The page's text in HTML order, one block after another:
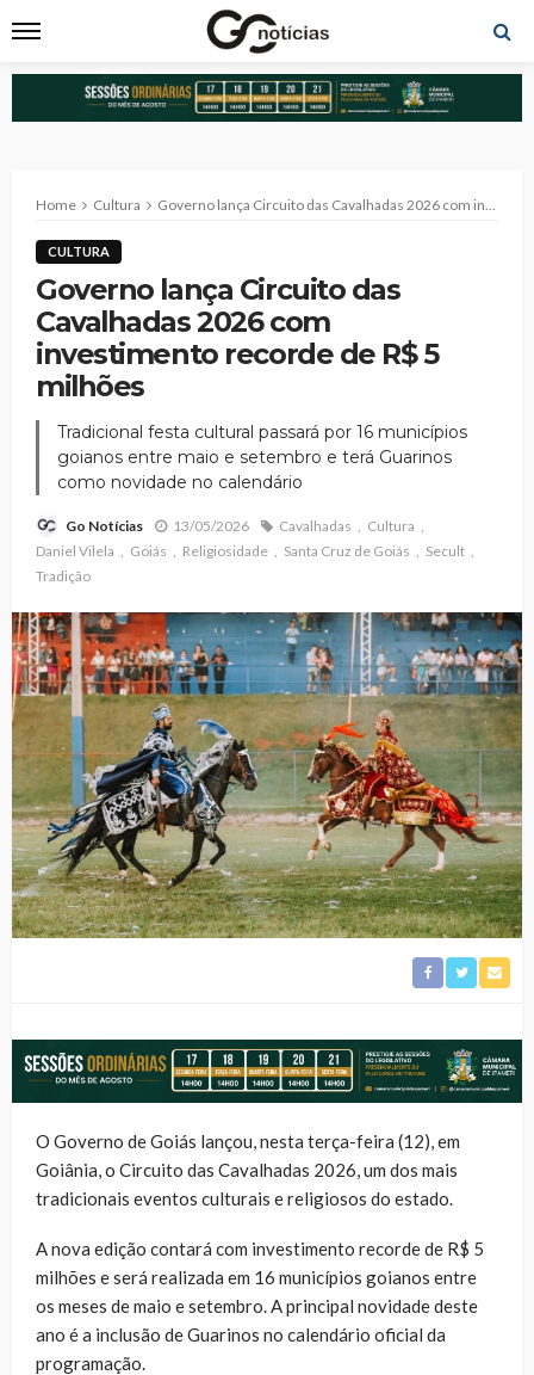
Home Cultura Governo lança Circuito das Cavalhadas 2026 com investimento recorde de R$ 5 milhões
CULTURA
Governo lança Circuito das
Cavalhadas 2026 com
investimento recorde de R$ 5
milhões
Tradicional festa cultural passará por 16 municípios
goianos entre maio e setembro e terá Guarinos
como novidade no calendário
Go Notícias 13/05/2026 Cavalhadas
Cultura
Daniel Vilela
Goiás Religiosidade Santa Cruz de Goiás
Secult
Tradição
O Governo de Goiás lançou, nesta terça-feira (12), em
Goiânia, o Circuito das Cavalhadas 2026, um dos mais
tradicionais eventos culturais e religiosos do estado.
A nova edição contará com investimento recorde de R$ 5
milhões e será realizada em 16 municípios goianos entre
os meses de maio e setembro. A principal novidade deste
ano é a inclusão de Guarinos no calendário oficial da
programação.